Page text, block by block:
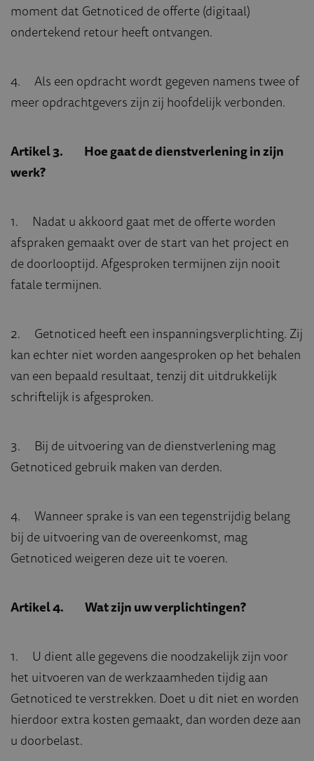
moment dat Getnoticed de offerte (digitaal)
ondertekend retour heeft ontvangen.
4. Als een opdracht wordt gegeven namens twee of
meer opdrachtgevers zijn zij hoofdelijk verbonden.
Artikel 3. Hoe gaat de dienstverlening in zijn
werk?
1. Nadat u akkoord gaat met de offerte worden
afspraken gemaakt over de start van het project en
de doorlooptijd. Afgesproken termijnen zijn nooit
fatale termijnen.
2. Getnoticed heeft een inspanningsverplichting. Zij
kan echter niet worden aangesproken op het behalen
van een bepaald resultaat, tenzij dit uitdrukkelijk
schriftelijk is afgesproken.
3. Bij de uitvoering van de dienstverlening mag
Getnoticed gebruik maken van derden.
4. Wanneer sprake is van een tegenstrijdig belang
bij de uitvoering van de overeenkomst, mag
Getnoticed weigeren deze uit te voeren.
Artikel 4. Wat zijn uw verplichtingen?
1. U dient alle gegevens die noodzakelijk zijn voor
het uitvoeren van de werkzaamheden tijdig aan
Getnoticed te verstrekken. Doet u dit niet en worden
hierdoor extra kosten gemaakt, dan worden deze aan
u doorbelast.